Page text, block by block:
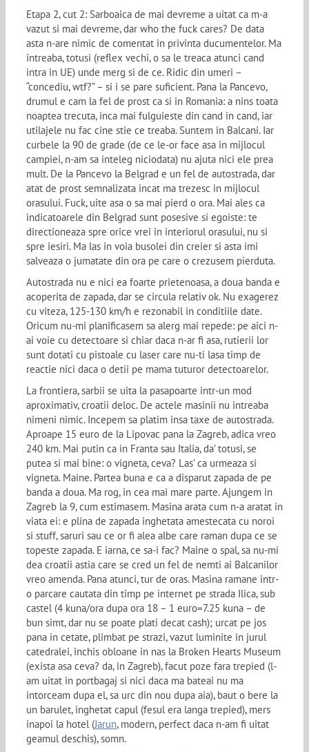
Etapa 2, cut 2: Sarboaica de mai devreme a uitat ca m-a
vazut si mai devreme, dar who the fuck cares? De data
asta n-are nimic de comentat in privinta ducumentelor. Ma
intreaba, totusi (reflex vechi, o sa le treaca atunci cand
intra in UE) unde merg si de ce. Ridic din umeri –
“concediu, wtf?” – si i se pare suficient. Pana la Pancevo,
drumul e cam la fel de prost ca si in Romania: a nins toata
noaptea trecuta, inca mai fulguieste din cand in cand, iar
utilajele nu fac cine stie ce treaba. Suntem in Balcani. Iar
curbele la 90 de grade (de ce le-or face asa in mijlocul
campiei, n-am sa inteleg niciodata) nu ajuta nici ele prea
mult. De la Pancevo la Belgrad e un fel de autostrada, dar
atat de prost semnalizata incat ma trezesc in mijlocul
orasului. Fuck, uite asa o sa mai pierd o ora. Mai ales ca
indicatoarele din Belgrad sunt posesive si egoiste: te
directioneaza spre orice vrei in interiorul orasului, nu si
spre iesiri. Ma las in voia busolei din creier si asta imi
salveaza o jumatate din ora pe care o crezusem pierduta.
Autostrada nu e nici ea foarte prietenoasa, a doua banda e
acoperita de zapada, dar se circula relativ ok. Nu exagerez
cu viteza, 125-130 km/h e rezonabil in conditiile date.
Oricum nu-mi planificasem sa alerg mai repede: pe aici n-
ai voie cu detectoare si chiar daca n-ar fi asa, rutierii lor
sunt dotati cu pistoale cu laser care nu-ti lasa timp de
reactie nici daca o detii pe mama tuturor detectoarelor.
La frontiera, sarbii se uita la pasapoarte intr-un mod
aproximativ, croatii deloc. De actele masinii nu intreaba
nimeni nimic. Incepem sa platim insa taxe de autostrada.
Aproape 15 euro de la Lipovac pana la Zagreb, adica vreo
240 km. Mai putin ca in Franta sau Italia, da’ totusi, se
putea si mai bine: o vigneta, ceva? Las’ ca urmeaza si
vigneta. Maine. Partea buna e ca a disparut zapada de pe
banda a doua. Ma rog, in cea mai mare parte. Ajungem in
Zagreb la 9, cum estimasem. Masina arata cum n-a aratat in
viata ei: e plina de zapada inghetata amestecata cu noroi
si stuff, saruri sau ce or fi alea albe care raman dupa ce se
topeste zapada. E iarna, ce sa-i fac? Maine o spal, sa nu-mi
dea croatii astia care se cred un fel de nemti ai Balcanilor
vreo amenda. Pana atunci, tur de oras. Masina ramane intr-
o parcare cautata din timp pe internet pe strada Ilica, sub
castel (4 kuna/ora dupa ora 18 – 1 euro=7.25 kuna – de
bun simt, dar nu se poate plati decat cash); urcat pe jos
pana in cetate, plimbat pe strazi, vazut luminite in jurul
catedralei, inchis obloane in nas la Broken Hearts Museum
(exista asa ceva? da, in Zagreb), facut poze fara trepied (l-
am uitat in portbagaj si nici daca ma bateai nu ma
intorceam dupa el, sa urc din nou dupa aia), baut o bere la
un barulet, inghetat capul (fesul era langa trepied), mers
inapoi la hotel (Jarun, modern, perfect daca n-am fi uitat
geamul deschis), somn.